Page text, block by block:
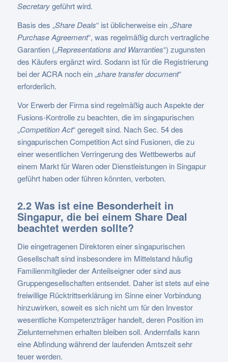
Secretarygeführt wird.
Basis des „Share Deals“ ist üblicherweise ein „Share
Purchase Agreement“, was regelmäßig durch vertragliche
Garantien („Representations and Warranties“) zugunsten
des Käufers ergänzt wird. Sodann ist für die Registrierung
bei der ACRA noch ein „share transfer document“
erforderlich.
Vor Erwerb der Firma sind regelmäßig auch Aspekte der
Fusions-Kontrolle zu beachten, die im singapurischen
„Competition Act“ geregelt sind. Nach Sec. 54 des
singapurischen Competition Act sind Fusionen, die zu
einer wesentlichen Verringerung des Wettbewerbs auf
einem Markt für Waren oder Dienstleistungen in Singapur
geführt haben oder führen könnten, verboten.
2.2 Was ist eine Besonderheit in
Singapur, die bei einem Share Deal
beachtet werden sollte?
Die eingetragenen Direktoren einer singapurischen
Gesellschaft sind insbesondere im Mittelstand häufig
Familienmitglieder der Anteilseigner oder sind aus
Gruppengesellschaften entsendet. Daher ist stets auf eine
freiwillige Rücktrittserklärung im Sinne einer Vorbindung
hinzuwirken, soweit es sich nicht um für den Investor
wesentliche Kompetenzträger handelt, deren Position im
Zielunternehmen erhalten bleiben soll. Andernfalls kann
eine Abfindung während der laufenden Amtszeit sehr
teuer werden.